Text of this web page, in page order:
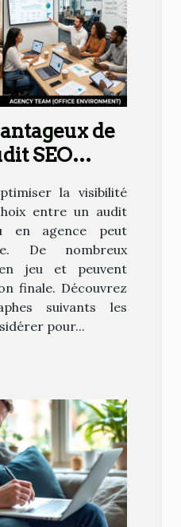
de
SEO
la visibilité
entre un audit
en agence peut
De nombreux
jeu et peuvent
finale. Découvrez
suivants les
pour...